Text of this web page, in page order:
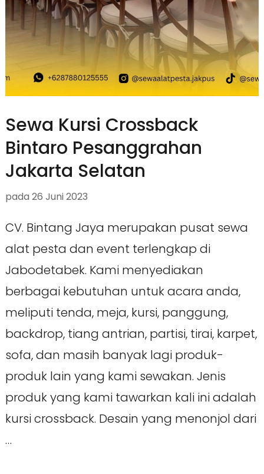
Sewa Kursi Crossback
Bintaro Pesanggrahan
Jakarta Selatan
pada 26 Juni 2023
CV. Bintang Jaya merupakan pusat sewa
alat pesta dan event terlengkap di
Jabodetabek. Kami menyediakan
berbagai kebutuhan untuk acara anda,
meliputi tenda, meja, kursi, panggung,
backdrop, tiang antrian, partisi, tirai, karpet,
sofa, dan masih banyak lagi produk-
produk lain yang kami sewakan. Jenis
produk yang kami tawarkan kali ini adalah
kursi crossback. Desain yang menonjol dari
…